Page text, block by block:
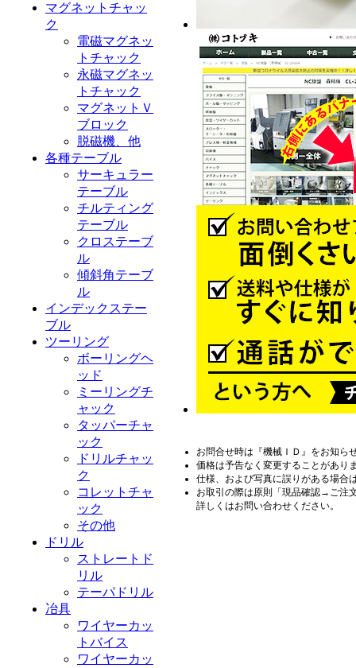
マグネットチャッ
ク
電磁マグネッ
トチャック
永磁マグネッ
トチャック
マグネットＶ
ブロック
脱磁機、他
各種テーブル
サーキュラー
テーブル
チルティング
テーブル
クロステーブ
ル
傾斜角テーブ
ル
インデックステー
ブル
ツーリング
ボーリングヘ
ッド
ミーリングチ
ャック
タッパーチャ
ック
ドリルチャッ
ク
コレットチャ
ック
その他
ドリル
ストレートド
リル
テーパドリル
冶具
ワイヤーカッ
トバイス
ワイヤーカッ
お問合せ時は『機械ＩＤ』をお知ら
価格は予告なく変更することがあり
仕様、および写真に誤りがある場合
お取引の際は原則「現品確認→ご
詳しくはお問い合わせください。